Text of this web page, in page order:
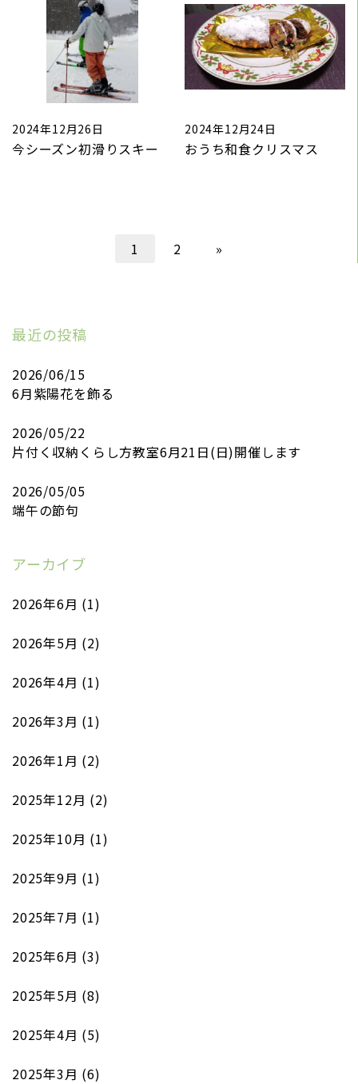
2024年12月26日
今シーズン初滑りスキー
2024年12月24日
おうち和食クリスマス
1 2 »
最近の投稿
2026/06/15
6月紫陽花を飾る
2026/05/22
片付く収納くらし方教室6月21日(日)開催します
2026/05/05
端午の節句
アーカイブ
2026年6月 (1)
2026年5月 (2)
2026年4月 (1)
2026年3月 (1)
2026年1月 (2)
2025年12月 (2)
2025年10月 (1)
2025年9月 (1)
2025年7月 (1)
2025年6月 (3)
2025年5月 (8)
2025年4月 (5)
2025年3月 (6)